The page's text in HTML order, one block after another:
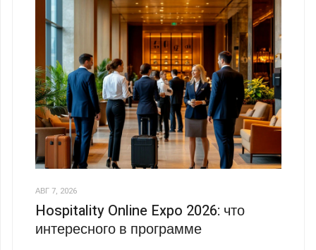
АВГ 7, 2026
Hospitality Online Expo 2026: что
интересного в программе